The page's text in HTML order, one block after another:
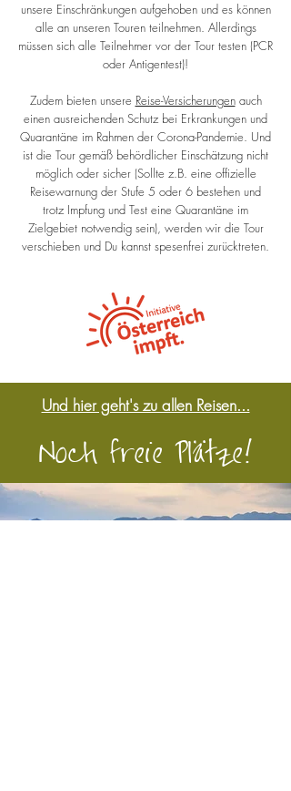
unsere Einschränkungen aufgehoben und es können
alle an unseren Touren teilnehmen. Allerdings
müssen sich alle Teilnehmer vor der Tour testen (PCR
oder Antigentest)!
Zudem bieten unsere Reise-Versicherungenauch
einen ausreichenden Schutz bei Erkrankungen und
Quarantäne im Rahmen der Corona-Pandemie. Und
ist die Tour gemäß behördlicher Einschätzung nicht
möglich oder sicher (Sollte z.B. eine offizielle
Reisewarnung der Stufe 5 oder 6 bestehen und
trotz Impfung und Test eine Quarantäne im
Zielgebiet notwendig sein), werden wir die Tour
verschieben und Du kannst spesenfrei zurücktreten.
Und hier geht's zu allen Reisen...
Noch freie Plätze!